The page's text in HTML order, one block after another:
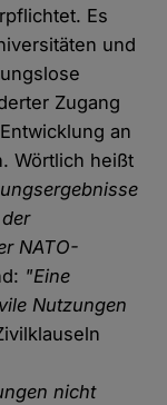
Es
und
Zugang
an
Wörtlich heißt
NATO-
"Eine
Nutzungen
nicht